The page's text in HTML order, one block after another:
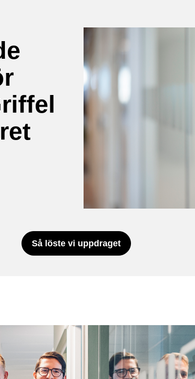
Så löste vi uppdraget